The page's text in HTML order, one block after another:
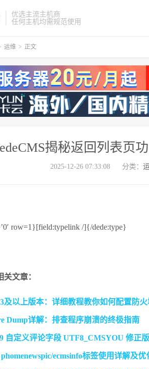
优选主流主机商
任何主机均需规范使用
运维 > 正文
揭秘返回列表页
2025-12-26 07:33:08 分类：
row=1}[field:typelink /]{/dede:type}
文章：
及以上版本：详细教程教你如何配置防火
Dump详解：排查程序崩溃的终极指南
自定义评论字段 UTF8_CMSYOU 修正
ecmsinfo标签使用详解及优